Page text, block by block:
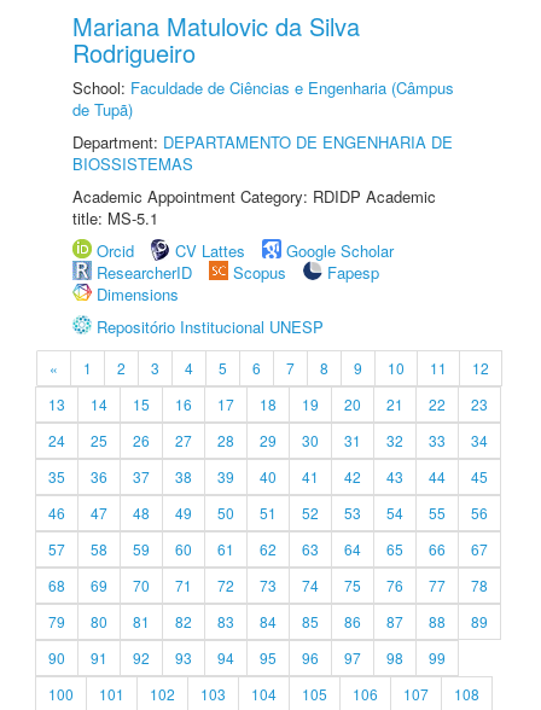
Mariana Matulovic da Silva
Rodrigueiro
School: Faculdade de Ciências e Engenharia (Câmpus
de Tupã)
Department: DEPARTAMENTO DE ENGENHARIA DE
BIOSSISTEMAS
Academic Appointment Category: RDIDP Academic
title: MS-5.1
Orcid
CV Lattes
Google Scholar
ResearcherID
Scopus
Fapesp
Dimensions
Repositório Institucional UNESP
« 1 2 3 4 5 6 7 8 9 10 11
12
13
14 15 16 17 18 19 20 21 22
23
24
25 26 27 28 29 30 31 32 33
34
35
36 37 38 39 40 41 42 43 44
45
46
47 48 49 50 51 52 53 54 55
56
57
58 59 60 61 62 63 64 65 66
67
68
69 70 71 72 73 74 75 76 77
78
79
80 81 82 83 84 85 86 87 88
89
90
91 92 93 94 95 96 97 98
99
100
101 102 103 104 105 106 107
108